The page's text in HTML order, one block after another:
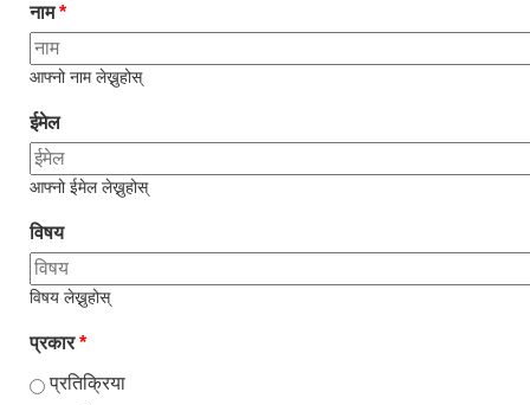
नाम*
आफ्नो नाम लेख्नुहोस्
ईमेल
आफ्नो ईमेल लेख्नुहोस्
विषय
विषय लेख्नुहोस्
प्रकार*
प्रतिक्रिया